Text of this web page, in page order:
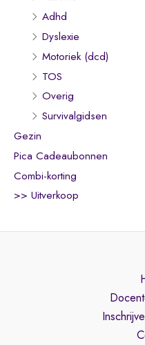
Adhd
Dyslexie
Motoriek (dcd)
TOS
Overig
Survivalgidsen
Gezin
Pica Cadeaubonnen
Combi-korting
>> Uitverkoop